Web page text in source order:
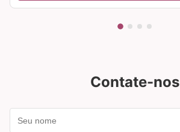
Contate-nos